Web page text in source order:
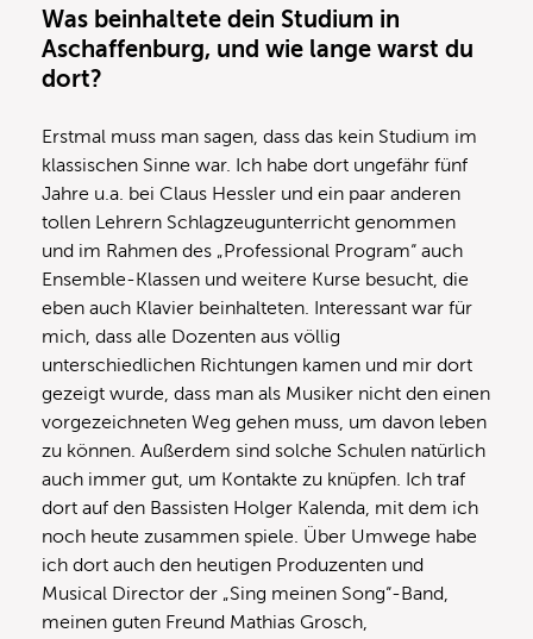
Was beinhaltete dein Studium in
Aschaffenburg, und wie lange warst du
dort?
Erstmal muss man sagen, dass das kein Studium im
klassischen Sinne war. Ich habe dort ungefähr fünf
Jahre u.a. bei Claus Hessler und ein paar anderen
tollen Lehrern Schlagzeugunterricht genommen
und im Rahmen des „Professional Program“ auch
Ensemble-Klassen und weitere Kurse besucht, die
eben auch Klavier beinhalteten. Interessant war für
mich, dass alle Dozenten aus völlig
unterschiedlichen Richtungen kamen und mir dort
gezeigt wurde, dass man als Musiker nicht den einen
vorgezeichneten Weg gehen muss, um davon leben
zu können. Außerdem sind solche Schulen natürlich
auch immer gut, um Kontakte zu knüpfen. Ich traf
dort auf den Bassisten Holger Kalenda, mit dem ich
noch heute zusammen spiele. Über Umwege habe
ich dort auch den heutigen Produzenten und
Musical Director der „Sing meinen Song“-Band,
meinen guten Freund Mathias Grosch,